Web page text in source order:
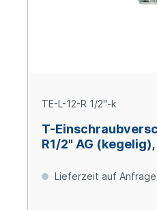
TE-L-12-R 1/2"-k
T-
R1/2" AG (kegelig),
Lieferzeit auf Anfrage